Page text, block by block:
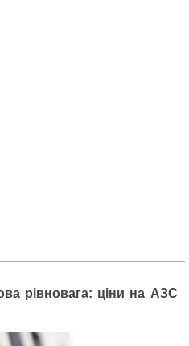
рівновага: ціни на АЗС